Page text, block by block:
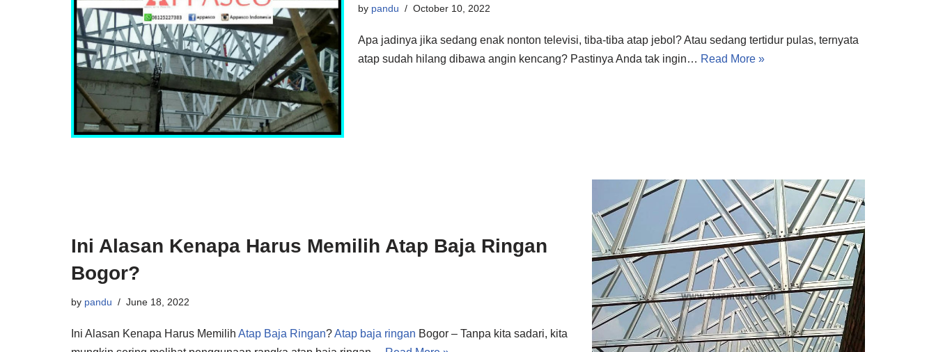
by pandu October 10, 2022
Apa jadinya jika sedang enak nonton televisi, tiba-tiba atap jebol? Atau sedang tertidur pulas, ternyata
atap sudah hilang dibawa angin kencang? Pastinya Anda tak ingin… Read More »
Ini Alasan Kenapa Harus Memilih Atap Baja Ringan
Bogor?
by pandu June 18, 2022
Ini Alasan Kenapa Harus Memilih Atap Baja Ringan?Atap baja ringan Bogor – Tanpa kita sadari, kita